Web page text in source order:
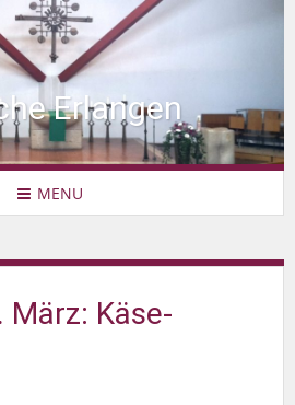
Erlangen
MENU
März: Käse-